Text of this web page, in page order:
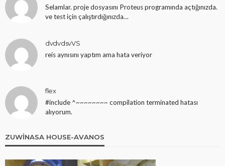
Arduino Öğrenmek İçin PDF Kitaplar
ekurt 10 yıl ago
Selamlar. proje dosyasını Proteus programında açtığınızda.
ve test için çalıştırdığınızda…
dvdvdsvVS
reis aynısını yaptım ama hata veriyor
flex
#include ^~~~~~~~~ compilation terminated hatası
alıyorum.
ZUWINASA HOUSE-AVANOS